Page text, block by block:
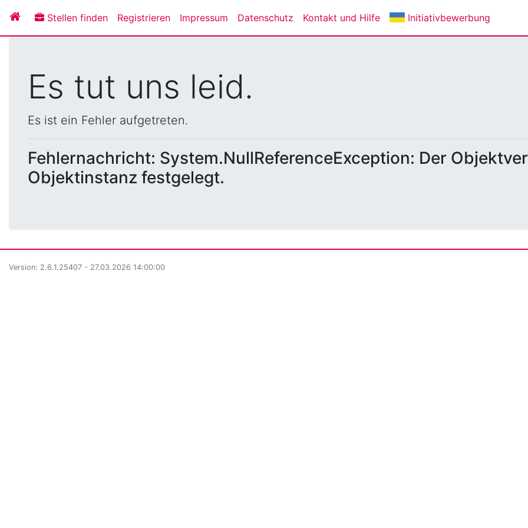
Stellen finden Registrieren Impressum Datenschutz Kontakt und Hilfe Initiativbewerbung
Es tut uns leid.
Es ist ein Fehler aufgetreten.
Fehlernachricht: System.NullReferenceException: Der
Objektinstanz festgelegt.
Version: 2.6.1.25407 - 27.03.2026 14:00:00